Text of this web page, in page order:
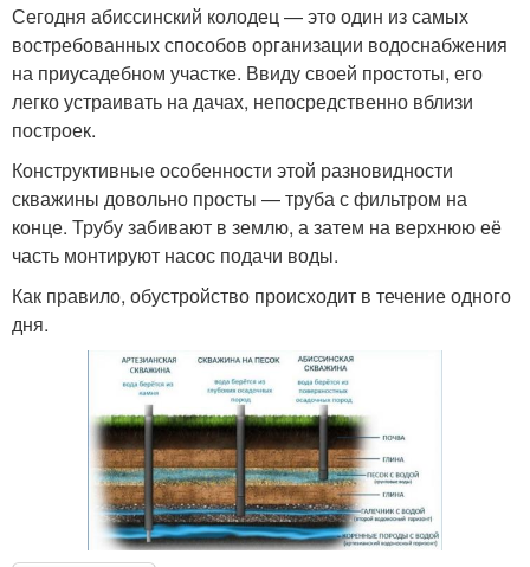
Сегодня абиссинский колодец — это один из самых
востребованных способов организации водоснабжения
на приусадебном участке. Ввиду своей простоты, его
легко устраивать на дачах, непосредственно вблизи
построек.
Конструктивные особенности этой разновидности
скважины довольно просты — труба с фильтром на
конце. Трубу забивают в землю, а затем на верхнюю её
часть монтируют насос подачи воды.
Как правило, обустройство происходит в течение одного
дня.